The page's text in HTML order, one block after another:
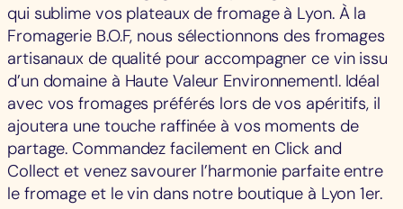
qui sublime vos plateaux de fromage à Lyon. À la
Fromagerie B.O.F, nous sélectionnons des fromages
artisanaux de qualité pour accompagner ce vin issu
d’un domaine à Haute Valeur Environnementl. Idéal
avec vos fromages préférés lors de vos apéritifs, il
ajoutera une touche raffinée à vos moments de
partage. Commandez facilement en Click and
Collect et venez savourer l’harmonie parfaite entre
le fromage et le vin dans notre boutique à Lyon 1er.